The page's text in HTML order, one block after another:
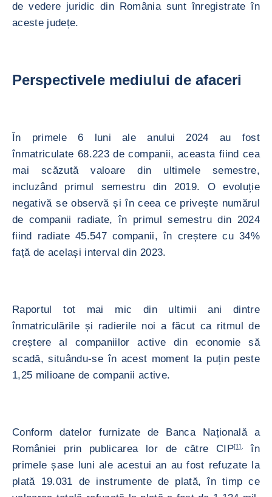
de vedere juridic din România sunt înregistrate în
aceste județe.
Perspectivele mediului de afaceri
În primele 6 luni ale anului 2024 au fost
înmatriculate 68.223 de companii, aceasta fiind cea
mai scăzută valoare din ultimele semestre,
incluzând primul semestru din 2019. O evoluție
negativă se observă și în ceea ce privește numărul
de companii radiate, în primul semestru din 2024
fiind radiate 45.547 companii, în creștere cu 34%
față de același interval din 2023.
Raportul tot mai mic din ultimii ani dintre
înmatriculările și radierile noi a făcut ca ritmul de
creștere al companiilor active din economie să
scadă, situându-se în acest moment la puțin peste
1,25 milioane de companii active.
Conform datelor furnizate de Banca Națională a
României prin publicarea lor de către CIP[1]
în
primele șase luni ale acestui an au fost refuzate la
plată 19.031 de instrumente de plată, în timp ce